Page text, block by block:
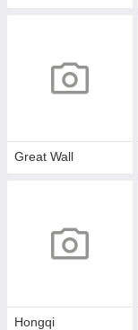
Great Wall
Hongqi